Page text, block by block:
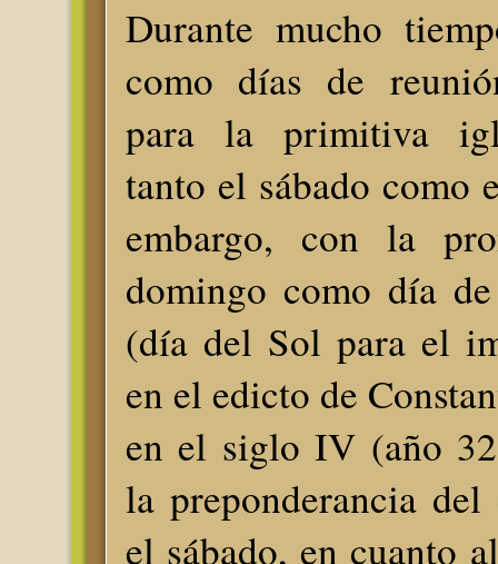
Durante mucho
como días de
para la primitiva
tanto el sábado como
embargo, con la
domingo como día
(día del Sol para el
en el edicto de
en el siglo IV (año
la preponderancia
el sábado, en cuanto